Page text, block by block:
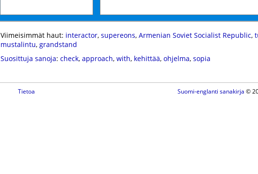
Viimeisimmät haut: interactor, supereons, Armenian Soviet Socialist Republic,
mustalintu, grandstand
Suosittuja sanoja: check, approach, with, kehittää, ohjelma, sopia
Tietoa Suomi-englanti sanakirja ©